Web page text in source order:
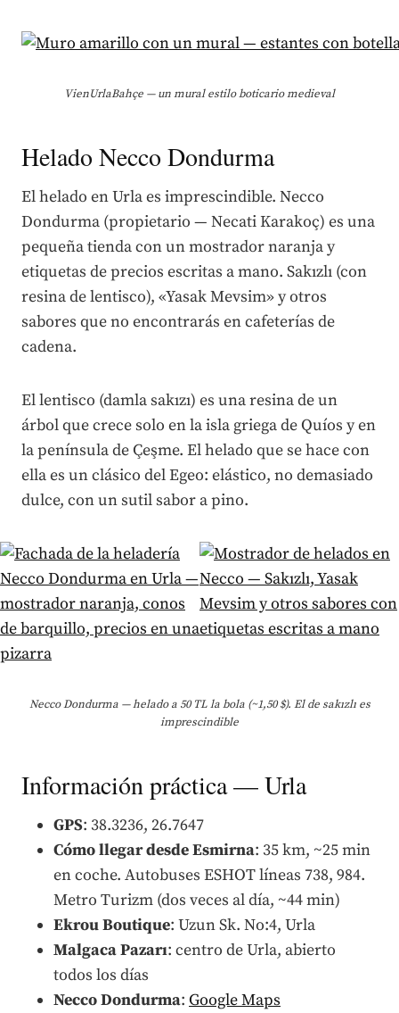
VienUrlaBahçe — un mural estilo boticario medieval
Helado Necco Dondurma
El helado en Urla es imprescindible. Necco
Dondurma (propietario — Necati Karakoç) es una
pequeña tienda con un mostrador naranja y
etiquetas de precios escritas a mano. Sakızlı (con
resina de lentisco), «Yasak Mevsim» y otros
sabores que no encontrarás en cafeterías de
cadena.
El lentisco (damla sakızı) es una resina de un
árbol que crece solo en la isla griega de Quíos y en
la península de Çeşme. El helado que se hace con
ella es un clásico del Egeo: elástico, no demasiado
dulce, con un sutil sabor a pino.
Necco Dondurma — helado a 50 TL la bola (~1,50 $). El de sakızlı es
imprescindible
Información práctica — Urla
GPS: 38.3236, 26.7647
Cómo llegar desde Esmirna: 35 km, ~25 min
en coche. Autobuses ESHOT líneas 738, 984.
Metro Turizm (dos veces al día, ~44 min)
Ekrou Boutique: Uzun Sk. No:4, Urla
Malgaca Pazarı: centro de Urla, abierto
todos los días
Necco Dondurma: Google Maps